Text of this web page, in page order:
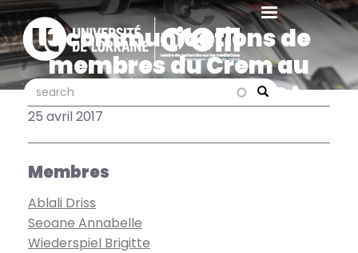
Aller
au
contenu
principal
Search
search search
3 communications de
membres du Crem au
colloque "Discours :
formes et pratiques"
25 avril 2017
Membres
Ablali Driss
Seoane Annabelle
Wiederspiel Brigitte